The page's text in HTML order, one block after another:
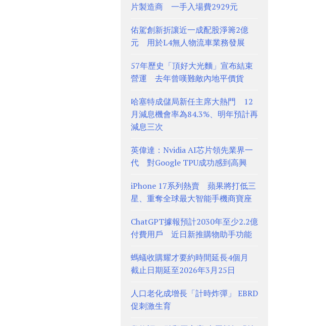
片製造商 一手入場費2929元
佑駕創新折讓近一成配股淨籌2億
元 用於L4無人物流車業務發展
57年歷史「頂好大光麵」宣布結束
營運 去年曾嘆難敵內地平價貨
哈塞特成儲局新任主席大熱門 12
月減息機會率為84.3%、明年預計再
減息三次
英偉達：Nvidia AI芯片領先業界一
代 對Google TPU成功感到高興
iPhone 17系列熱賣 蘋果將打低三
星、重奪全球最大智能手機商寶座
ChatGPT據報預計2030年至少2.2億
付費用戶 近日新推購物助手功能
螞蟻收購耀才要約時間延長4個月
截止日期延至2026年3月25日
人口老化成增長「計時炸彈」 EBRD
促刺激生育